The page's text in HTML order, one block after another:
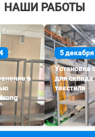
НАШИ РАБОТЫ
в
5
Установка
для склада
текстиля